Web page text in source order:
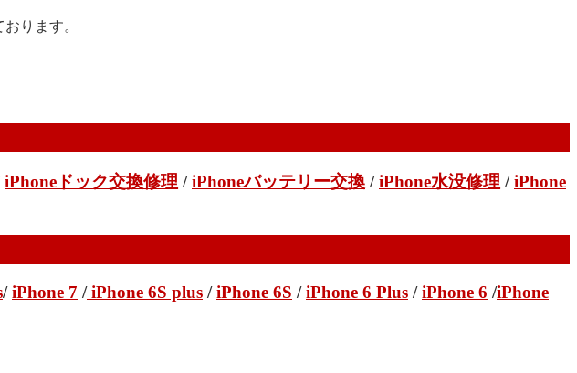
ります。
iPhoneドック交換修理 /iPhoneバッテリー交換 /iPhone水没修理 /iPhone
/iPhone 7 /iPhone 6S plus /iPhone 6S /iPhone 6 Plus /iPhone 6 /iPhone